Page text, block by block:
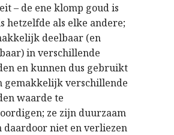
– de ene klomp goud is
hetzelfde als elke andere;
deelbaar (en
in verschillende
en kunnen dus gebruikt
gemakkelijk verschillende
waarde te
ze zijn duurzaam
daardoor niet en verliezen